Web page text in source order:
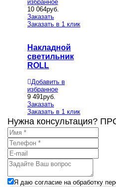
избранное
10 064руб.
Заказать
Заказать в 1 клик
Накладной
светильник
ROLL
Добавить в
избранное
9 491руб.
Заказать
Заказать в 1 клик
Нужна консультация?
Я даю согласие на обработку